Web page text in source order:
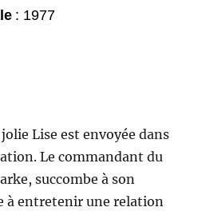
: 1977
Lise est envoyée dans
Le commandant du
succombe à son
à entretenir une relation